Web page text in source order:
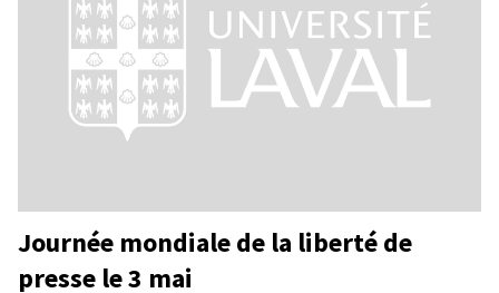
Journée mondiale de la liberté de
presse le 3 mai